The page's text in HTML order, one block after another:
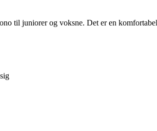
til juniorer og voksne. Det er en